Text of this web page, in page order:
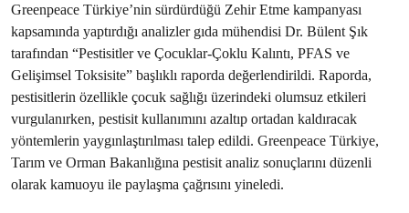
Greenpeace Türkiye’nin sürdürdüğü Zehir Etme kampanyası
kapsamında yaptırdığı analizler gıda mühendisi Dr. Bülent Şık
tarafından “Pestisitler ve Çocuklar-Çoklu Kalıntı, PFAS ve
Gelişimsel Toksisite” başlıklı raporda değerlendirildi. Raporda,
pestisitlerin özellikle çocuk sağlığı üzerindeki olumsuz etkileri
vurgulanırken, pestisit kullanımını azaltıp ortadan kaldıracak
yöntemlerin yaygınlaştırılması talep edildi. Greenpeace Türkiye,
Tarım ve Orman Bakanlığına pestisit analiz sonuçlarını düzenli
olarak kamuoyu ile paylaşma çağrısını yineledi.